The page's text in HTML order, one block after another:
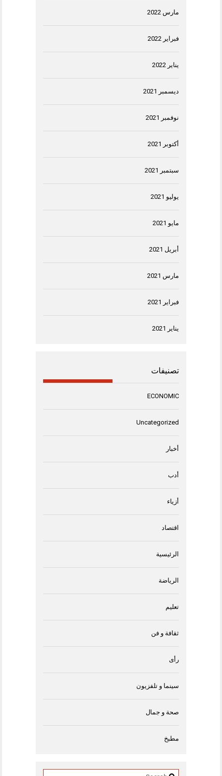
مارس 2022
فبراير 2022
يناير 2022
ديسمبر 2021
نوفمبر 2021
أكتوبر 2021
سبتمبر 2021
يوليو 2021
مايو 2021
أبريل 2021
مارس 2021
فبراير 2021
يناير 2021
تصنيفات
ECONOMIC
Uncategorized
أخبار
أدب
أزياء
اقتصاد
الرئيسية
الرياضة
تعليم
ثقافة و فن
رأى
سينما و تلفزيون
صحة و جمال
مطبخ